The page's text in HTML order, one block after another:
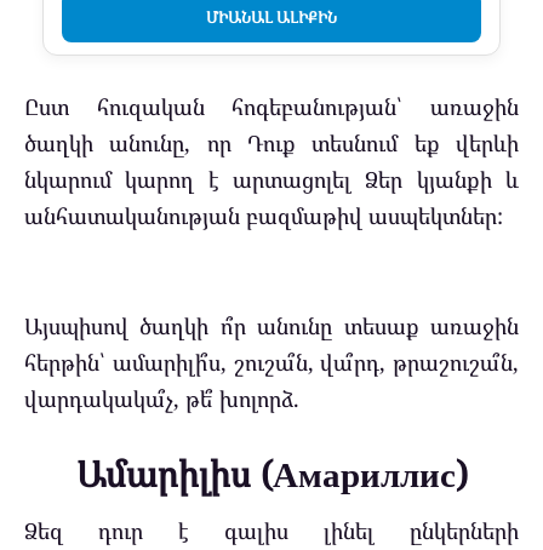
ՄԻԱՆԱԼ ԱԼԻՔԻՆ
Ըստ հուզական հոգեբանության՝ առաջին
ծաղկի անունը, որ Դուք տեսնում եք վերևի
նկարում կարող է արտացոլել Ձեր կյանքի և
անհատականության բազմաթիվ ասպեկտներ:
Այսպիսով ծաղկի ո՞ր անունը տեսաք առաջին
հերթին՝ ամարիլի՞ս, շուշա՞ն, վա՞րդ, թրաշուշա՞ն,
վարդակակա՞չ, թե՞ խոլորձ.
Ամարիլիս (Амариллис)
Ձեզ դուր է գալիս լինել ընկերների